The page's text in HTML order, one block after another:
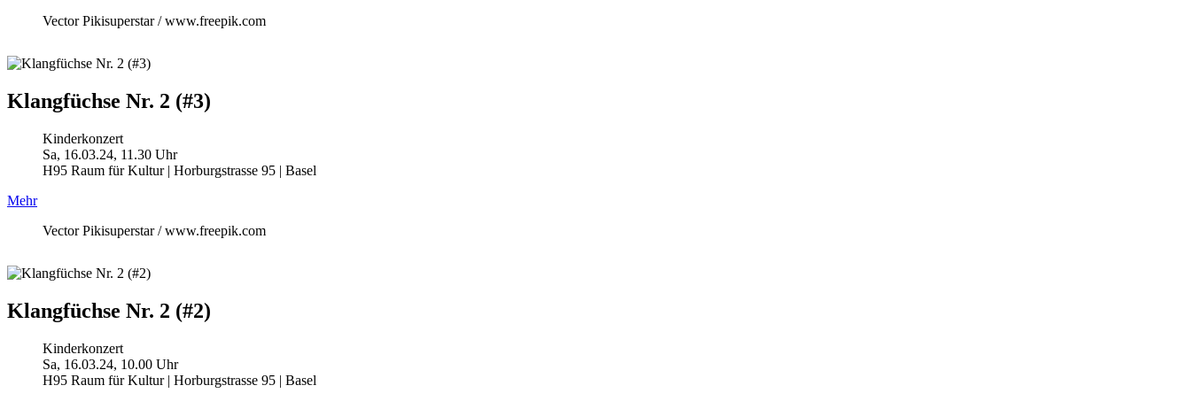
Vector Pikisuperstar / www.freepik.com
Klangfüchse Nr. 2 (#3)
Kinderkonzert
Sa, 16.03.24, 11.30 Uhr
H95 Raum für Kultur | Horburgstrasse 95 | Basel
Mehr
Vector Pikisuperstar / www.freepik.com
Klangfüchse Nr. 2 (#2)
Kinderkonzert
Sa, 16.03.24, 10.00 Uhr
H95 Raum für Kultur | Horburgstrasse 95 | Basel